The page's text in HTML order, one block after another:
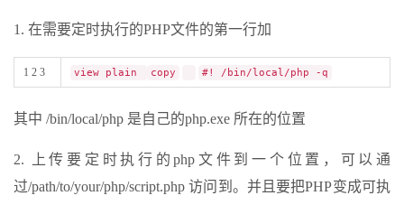
1. 在需要定时执行的PHP文件的第一行加
1 2 3 view plain copy #! /bin/local/php -q
其中 /bin/local/php 是自己的php.exe 所在的位置
2. 上传要定时执行的php文件到一个位置，可以通
过/path/to/your/php/script.php 访问到。并且要把PHP变成可执